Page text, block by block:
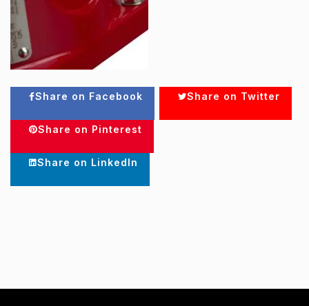
Share on Facebook Share on Twitter
Share on Pinterest
Share on LinkedIn